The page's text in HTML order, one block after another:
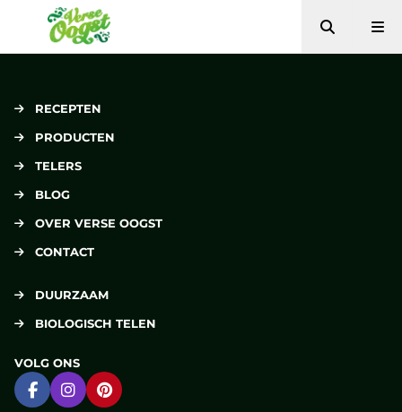
Verse Oogst
Zoeken
RECEPTEN
PRODUCTEN
TELERS
BLOG
OVER VERSE OOGST
CONTACT
DUURZAAM
BIOLOGISCH TELEN
VOLG ONS
Ga naar Facebook
Ga naar Instagram
Ga naar Pinterest